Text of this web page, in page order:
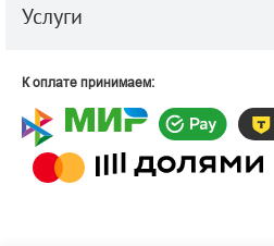
Услуги
К оплате принимаем: